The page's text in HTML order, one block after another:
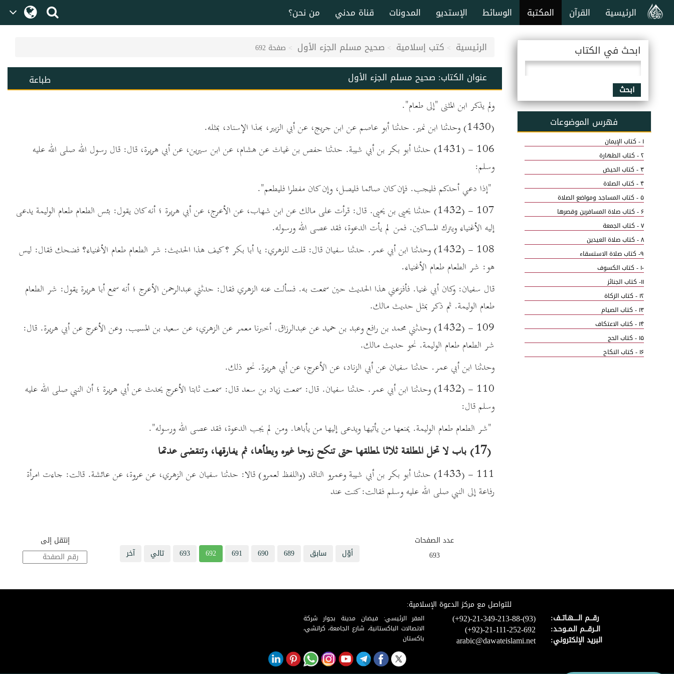
من نحن؟ قناة مدني المدونات الإستديو الوسائط المكتبة القرآن الرئيسية
الرئيسية كتب إسلامية صحيح مسلم الجزء الأول صفحة 692
طباعة عنوان الكتاب: صحيح مسلم الجزء الأول
ولم يذكر ابن المثنى "إلى طعام".
(1430) وحدثنا ابن نمير. حدثنا أبو عاصم عن ابن جريج، عن أبي الزبير، بهذا الإسناد، بمثله.
106 - (1431) حدثنا أبو بكر بن أبي شيبة. حدثنا حفص بن غياث عن هشام، عن ابن سيرين، عن أبي هريرة، قال: قال رسول الله صلى الله عليه
وسلم:
"إذا دعي أحدكم فليجب. فإن كان صائما فليصل، وإن كان مفطرا فليطعم".
107 - (1432) حدثنا يحيى بن يحيى. قال: قرأت على مالك عن ابن شهاب، عن الأعرج، عن أبي هريرة ؛ أنه كان يقول: بئس الطعام طعام الوليمة يدعى
إليه الأغنياء ويترك المساكين. فمن لم يأت الدعوة، فقد عصى الله ورسوله.
108 - (1432) وحدثنا ابن أبي عمر. حدثنا سفيان قال: قلت للزهري: يا أبا بكر ؟ كيف هذا الحديث: شر الطعام طعام الأغنياء؟ فضحك فقال: ليس
هو: شر الطعام طعام الأغنياء.
قال سفيان: وكان أبي غنيا. فأفزعني هذا الحديث حين سمعت به. فسألت عنه الزهري فقال: حدثني عبدالرحمن الأعرج ؛ أنه سمع أبا هريرة يقول: شر الطعام
طعام الوليمة. ثم ذكر بمثل حديث مالك.
109 - (1432) وحدثني محمد بن رافع وعبد بن حميد عن عبدالرزاق. أخبرنا معمر عن الزهري، عن سعيد بن المسيب. وعن الأعرج عن أبي هريرة. قال:
شر الطعام طعام الوليمة. نحو حديث مالك.
وحدثنا ابن أبي عمر. حدثنا سفيان عن أبي الزناد، عن الأعرج، عن أبي هريرة. نحو ذلك.
110 - (1432) وحدثنا ابن أبي عمر. حدثنا سفيان. قال: سمعت زياد بن سعد قال: سمعت ثابتا الأعرج يحدث عن أبي هريرة ؛ أن النبي صلى الله عليه
وسلم قال:
"شر الطعام طعام الوليمة. يمنعها من يأتيها ويدعى إليها من يأباها. ومن لم يجب الدعوة، فقد عصى الله ورسوله".
(17) باب لا تحل المطلقة ثلاثا لمطلقها حتى تنكح زوجا غيره ويطأها، ثم يفارقها، وتنقضى عدتها
111 - (1433) حدثنا أبو بكر بن أبي شيبة وعمرو الناقد (واللفظ لعمرو) قالا: حدثنا سفيان عن الزهري، عن عروة، عن عائشة. قالت: جاءت امرأة
رفاعة إلى النبي صلى الله عليه وسلم فقالت: كنت عند
إنتقل إلى
أوّل
سابق 689
690
691
692
693 تالي آخر
عدد الصفحات
693
ابحث في الكتاب
ابحث
فهرس الموضوعات
۱ - كتاب الإيمان
۲ - كتاب الطهارة
۳ - كتاب الحيض
۴ - كتاب الصلاة
۵ - كتاب المساجد ومواضع الصلاة
۶ - كتاب صلاة المسافرين وقصرها
۷ - كتاب الجمعة
۸ - كتاب صلاة العيدين
۹- كتاب صلاة الاستسقاء
۱۰ - كتاب الكسوف
۱۱- كتاب الجنائز
۱۲ - كتاب الزكاة
۱۳ - كتاب الصيام
۱۴ - كتاب الاعتكاف
۱۵ - كتاب الحج
۱۶ - كتاب النكاح
للتواصل مع مركز الدعوة الإسلامية:
المقر الرئيسي: فيضان مدينة بجوار شركة
الاتصالات الباكستانية، شارع الجامعة، كراتشي،
باكستان
(+92)-21-349-213-88-(93) رقـــم الـــــهـاتــف:
(+92)-21-111-252-692 الــرقـــم الـمــوحـد:
arabic@dawateislami.net البريد الإلكتروني: